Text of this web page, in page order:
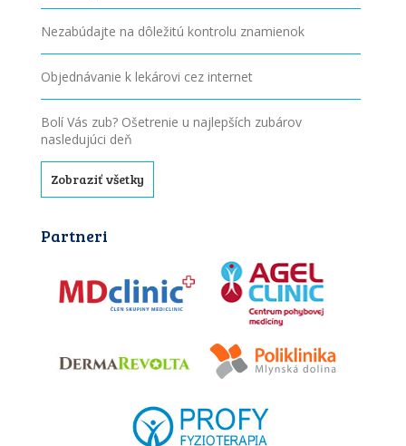
Nezabúdajte na dôležitú kontrolu znamienok
Objednávanie k lekárovi cez internet
Bolí Vás zub? Ošetrenie u najlepších zubárov
nasledujúci deň
Zobraziť všetky
Partneri